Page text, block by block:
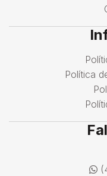
Política